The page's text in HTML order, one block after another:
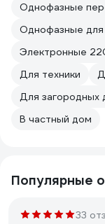
Однофазные
Однофазные
Электронные
Для техники
Для загородных
В частный дом
Популярные
33